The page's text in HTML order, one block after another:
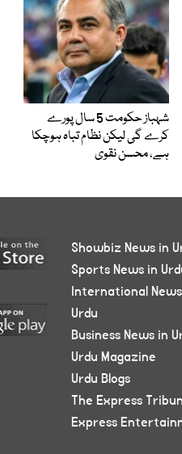
شہباز حکومت 5 سال پورے
کرے گی لیکن نظام تباہ ہوچکا
ہے، محسن نقوی
Showbiz News in
Sports News in
International
Urdu
Business News in
Urdu Magazine
Urdu Blogs
The Express
Express